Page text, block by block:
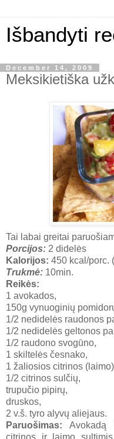
Išbandyti
December 14, 2009
Meksikietiška
Tai labai greitai
Porcijos: 2 didelės
Kalorijos: 450 kcal/porc.
Trukmė: 10min.
Reikės:
1 avokados,
150g vynuoginių
1/2 nedidelės raudonos
1/2 nedidelės geltonos
1/2 raudono svogūno,
1 skiltelės česnako,
1 žaliosios citrinos
1/2 citrinos sulčių,
trupučio pipirų,
druskos,
2 v.š. tyro alyvų aliejaus.
Paruošimas: Avokadą
citrinos ir laimo